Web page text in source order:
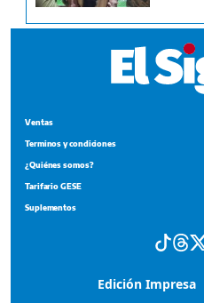
Ventas
Terminos y condiciones
¿Quiénes somos?
Tarifario GESE
Suplementos
Edición Impresa